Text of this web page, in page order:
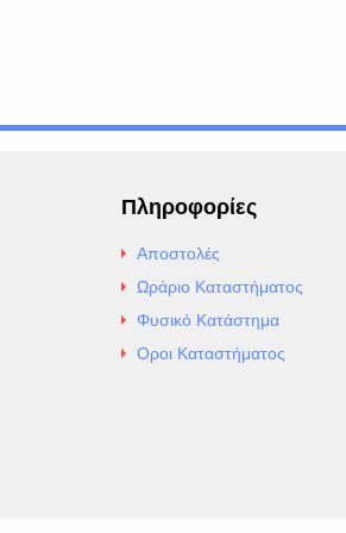
Πληροφορίες
Αποστολές
Ωράριο Καταστήματος
Φυσικό Κατάστημα
Οροι Καταστήματος